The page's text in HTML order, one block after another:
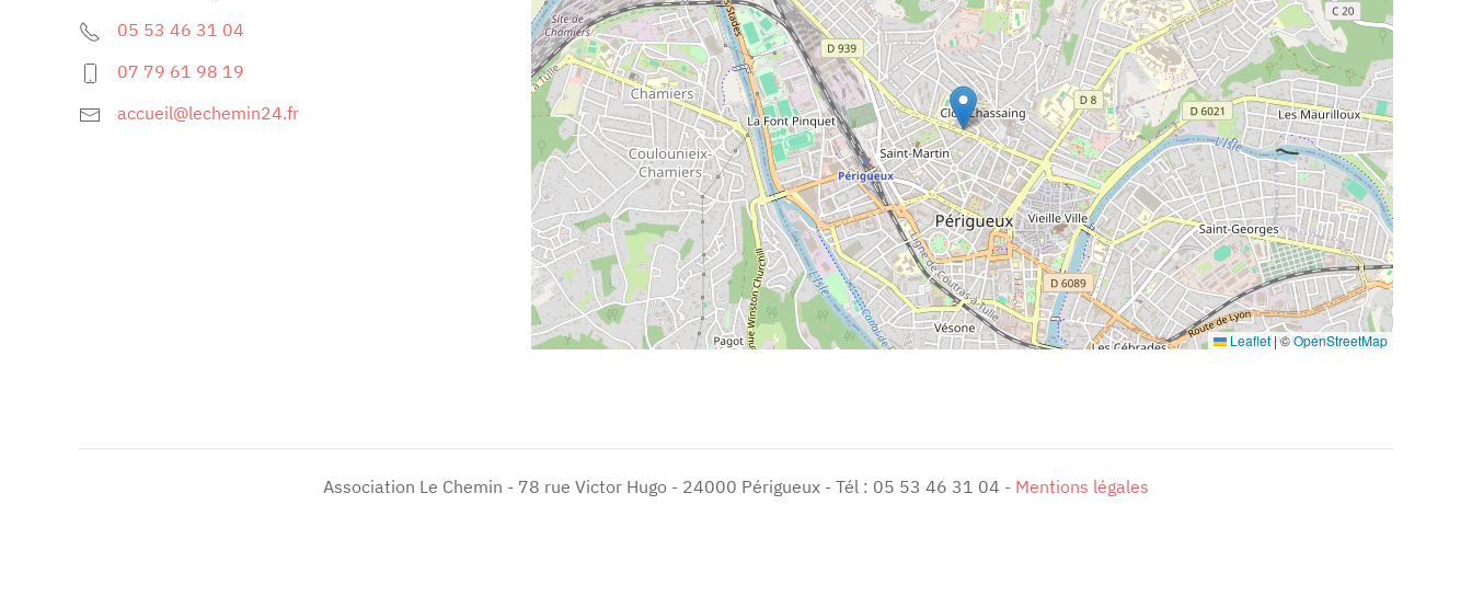
05 53 46 31 04
07 79 61 98 19
accueil@lechemin24.fr
Leaflet|©OpenStreetMap
Association Le Chemin - 78 rue Victor Hugo - 24000 Périgueux - Tél : 05 53 46 31 04 - Mentions légales